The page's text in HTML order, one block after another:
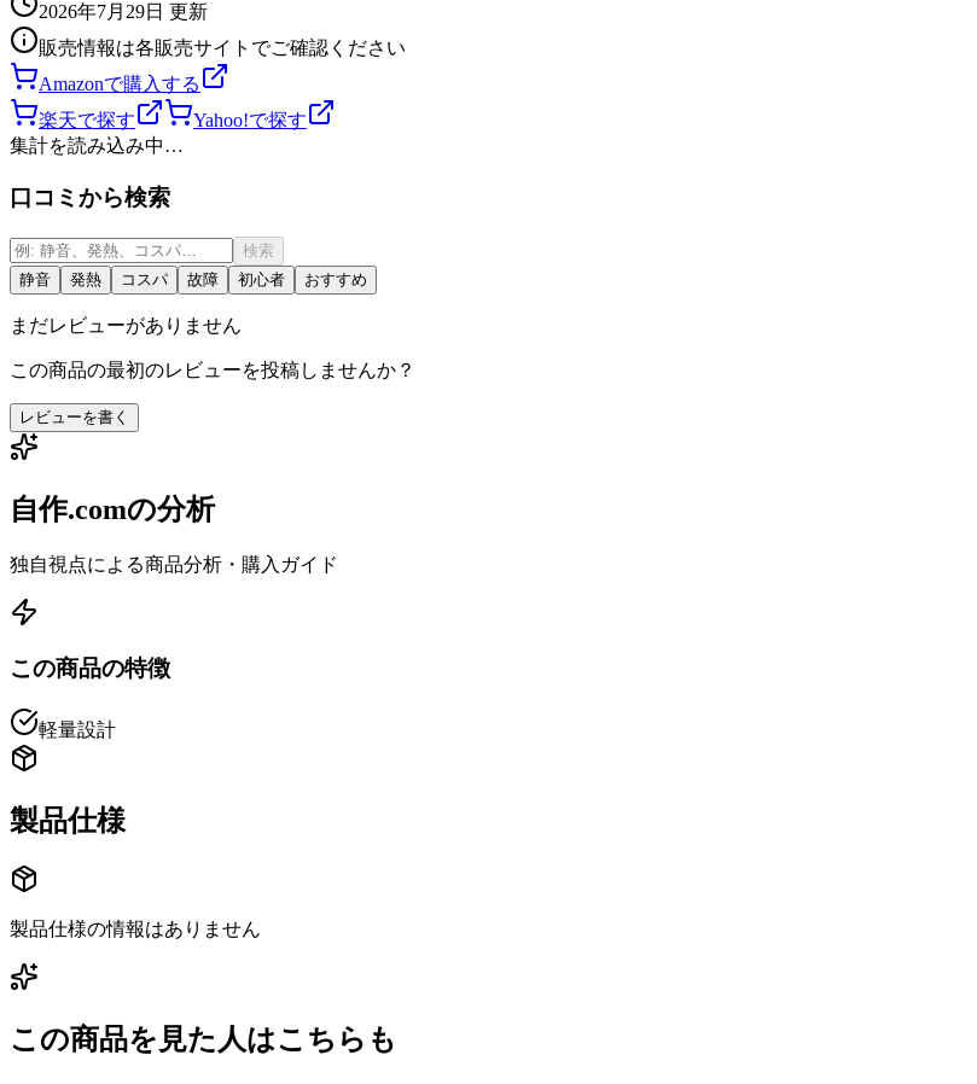
2026年7月29日 更新
販売情報は各販売サイトでご確認ください
Amazonで購入する
楽天で探す
Yahoo!で探す
集計を読み込み中…
口コミから検索
検索
静音
発熱 コスパ 故障 初心者 おすすめ
まだレビューがありません
この商品の最初のレビューを投稿しませんか？
レビューを書く
自作.comの分析
独自視点による商品分析・購入ガイド
この商品の特徴
軽量設計
製品仕様
製品仕様の情報はありません
この商品を見た人はこちらも